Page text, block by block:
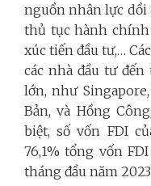
nguồn nhân lực dồi
thủ tục hành chính
xúc tiến đầu tư,…
các nhà đầu tư
lớn, như
Bản, và Hồng
biệt, số vốn FDI
76,1% tổng vốn
tháng đầu năm 2023